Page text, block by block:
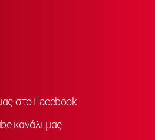
στο Facebook
κανάλι μας